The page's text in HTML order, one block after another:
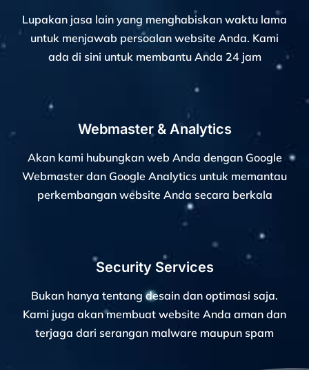
Lupakan jasa lain yang menghabiskan waktu lama
untuk menjawab persoalan website Anda. Kami
ada di sini untuk membantu Anda 24 jam
Webmaster & Analytics
Akan kami hubungkan web Anda dengan Google
Webmaster dan Google Analytics untuk memantau
perkembangan website Anda secara berkala
Security Services
Bukan hanya tentang desain dan optimasi saja.
Kami juga akan membuat website Anda aman dan
terjaga dari serangan malware maupun spam